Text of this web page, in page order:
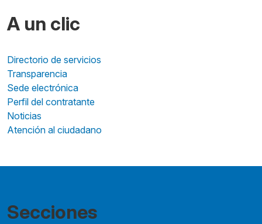
A un clic
Directorio de servicios
Transparencia
Sede electrónica
Perfil del contratante
Noticias
Atención al ciudadano
Secciones